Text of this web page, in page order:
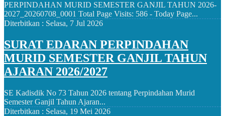
PERPINDAHAN MURID SEMESTER GANJIL TAHUN 2026-
2027_20260708_0001 Total Page Visits: 586 - Today Page...
Diterbitkan : Selasa, 7 Jul 2026
SURAT EDARAN PERPINDAHAN
MURID SEMESTER GANJIL TAHUN
AJARAN 2026/2027
SE Kadisdik No 73 Tahun 2026 tentang Perpindahan Murid
Semester Ganjil Tahun Ajaran...
Diterbitkan : Selasa, 19 Mei 2026